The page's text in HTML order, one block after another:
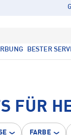
BESTER
FÜR
FARBE